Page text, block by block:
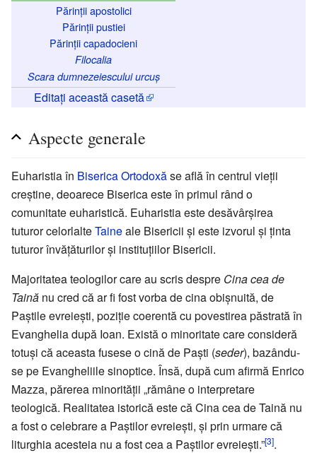
Părinții apostolici
Părinții pustiei
Părinții capadocieni
Filocalia
Scara dumnezeiescului urcuș
Editați această casetă
Aspecte generale
Euharistia în Biserica Ortodoxăse află în centrul vieții
creștine, deoarece Biserica este în primul rând o
comunitate euharistică. Euharistia este desăvârșirea
tuturor celorlalteTaineale Bisericii și este izvorul și ținta
tuturor învățăturilor și instituțiilor Bisericii.
Majoritatea teologilor care au scris despre Cina cea de
Taină nu cred că ar fi fost vorba de cina obișnuită, de
Paștile evreiești, poziție coerentă cu povestirea păstrată în
Evanghelia după Ioan. Există o minoritate care consideră
totuși că aceasta fusese o cină de Paști (seder), bazându-
se pe Evangheliile sinoptice. Însă, după cum afirmă Enrico
Mazza, părerea minorității „rămâne o interpretare
teologică. Realitatea istorică este că Cina cea de Taină nu
a fost o celebrare a Paștilor evreiești, și prin urmare că
liturghia acesteia nu a fost cea a Paștilor evreiești.”[3].